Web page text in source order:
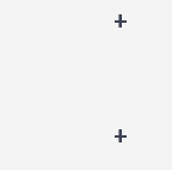
+
+